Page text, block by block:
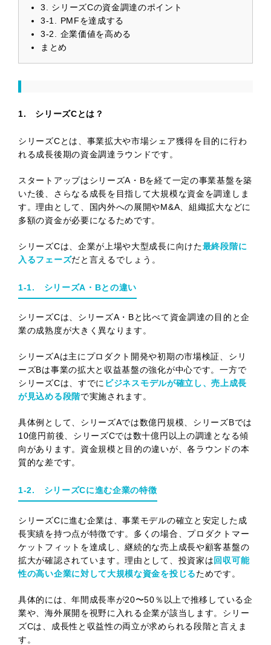
3. シリーズCの資金調達のポイント
3-1. PMFを達成する
3-2. 企業価値を高める
まとめ
1. シリーズCとは？
シリーズCとは、事業拡大や市場シェア獲得を目的に行わ
れる成長後期の資金調達ラウンドです。
スタートアップはシリーズA・Bを経て一定の事業基盤を築
いた後、さらなる成長を目指して大規模な資金を調達しま
す。理由として、国内外への展開やM&A、組織拡大などに
多額の資金が必要になるためです。
シリーズCは、企業が上場や大型成長に向けた最終段階に
入るフェーズだと言えるでしょう。
1-1. シリーズA・Bとの違い
シリーズCは、シリーズA・Bと比べて資金調達の目的と企
業の成熟度が大きく異なります。
シリーズAは主にプロダクト開発や初期の市場検証、シリ
ーズBは事業の拡大と収益基盤の強化が中心です。一方で
シリーズCは、すでに ビジネスモデルが確立し、売上成長
が見込める段階で実施されます。
具体例として、シリーズAでは数億円規模、シリーズBでは
10億円前後、シリーズCでは数十億円以上の調達となる傾
向があります。資金規模と目的の違いが、各ラウンドの本
質的な差です。
1-2. シリーズCに進む企業の特徴
シリーズCに進む企業は、事業モデルの確立と安定した成
長実績を持つ点が特徴です。多くの場合、プロダクトマー
ケットフィットを達成し、継続的な売上成長や顧客基盤の
拡大が確認されています。理由として、投資家は回収可能
性の高い企業に対して大規模な資金を投じるためです。
具体的には、年間成長率が20〜50％以上で推移している企
業や、海外展開を視野に入れる企業が該当します。シリー
ズCは、成長性と収益性の両立が求められる段階と言えま
す。